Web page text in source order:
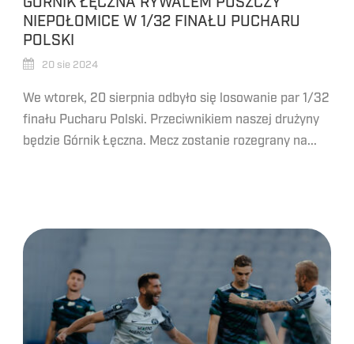
NIEPOŁOMICE W 1/32 FINAŁU PUCHARU
POLSKI
20 sie 2024
We wtorek, 20 sierpnia odbyło się losowanie par 1/32
finału Pucharu Polski. Przeciwnikiem naszej drużyny
będzie Górnik Łęczna. Mecz zostanie rozegrany na...